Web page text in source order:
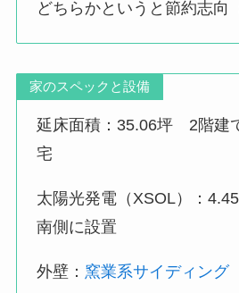
どちらかというと節約志向
家のスペックと設備
延床面積：35.06坪 2階建
宅
太陽光発電（XSOL）：
南側に設置
外壁： 窯業系サイディング